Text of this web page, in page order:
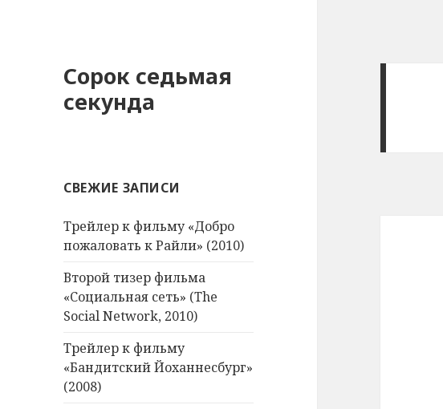
Сорок седьмая
секунда
СВЕЖИЕ ЗАПИСИ
Трейлер к фильму «Добро
пожаловать к Райли» (2010)
Второй тизер фильма
«Социальная сеть» (The
Social Network, 2010)
Трейлер к фильму
«Бандитский Йоханнесбург»
(2008)